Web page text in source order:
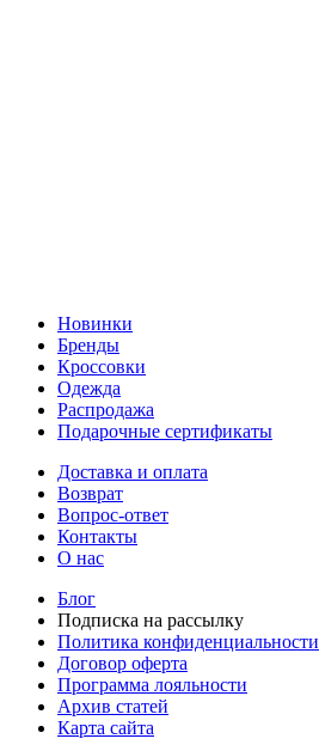
Новинки
Бренды
Кроссовки
Одежда
Распродажа
Подарочные сертификаты
Доставка и оплата
Возврат
Вопрос-ответ
Контакты
О нас
Блог
Подписка на рассылку
Политика конфиденциальности
Договор оферта
Программа лояльности
Архив статей
Карта сайта